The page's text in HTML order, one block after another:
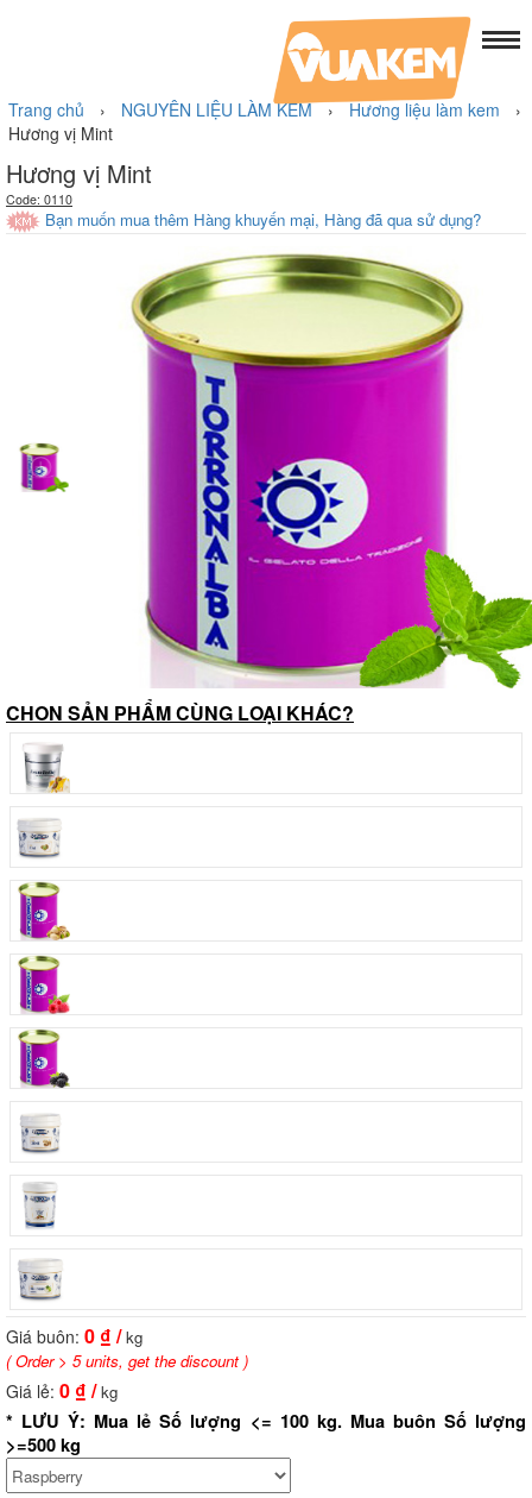
Trang chủ › NGUYÊN LIỆU LÀM KEM›Hương liệu làm kem ›
Hương vị Mint
Hương vị Mint
Code: 0110
Bạn muốn mua thêm Hàng khuyến mại, Hàng đã qua sử dụng?
CHON SẢN PHẨM CÙNG LOẠI KHÁC?
Giá buôn: 0 ₫ / kg
( Order > 5 units, get the discount )
Giá lẻ: 0 ₫ /kg
* LƯU Ý: Mua lẻ Số lượng <= 100 kg. Mua buôn Số lượng
>=500 kg